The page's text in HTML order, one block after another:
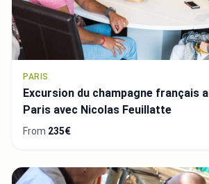
PARIS
Excursion du champagne français
Paris avec Nicolas Feuillatte
From 235€